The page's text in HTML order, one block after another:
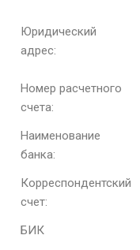
Юридический
адрес:
Номер расчетного
счета:
Наименование
банка:
Корреспондентский
счет:
БИК